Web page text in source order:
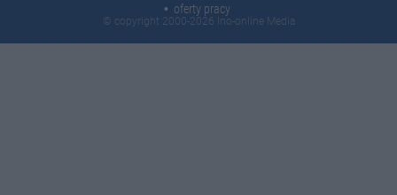
oferty pracy
© copyright 2000-2026 Ino-online Media